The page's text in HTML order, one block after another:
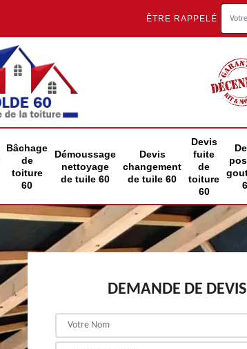
ÊTRE RAPPELÉ
Bâchage
de
toiture
60
Démoussage
nettoyage
de tuile 60
Devis
changement
de tuile 60
Devis
fuite
de
toiture
60
DEMANDE DE